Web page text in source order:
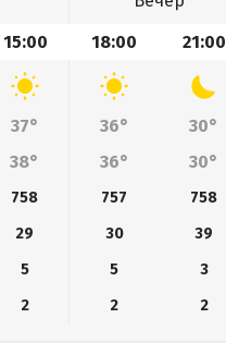
15:00 18:00 21:00
37° 36°
30°
38° 36° 30°
758 757
758
29 30
39
5 5
3
2 2 2